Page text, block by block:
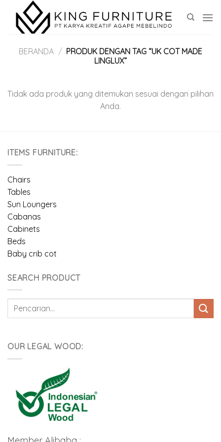
content
BERANDA / PRODUK DENGAN TAG “UK COT MADE
LINGLUX”
Tidak ada produk yang ditemukan sesuai dengan pilihan
Anda.
ITEMS FURNITURE:
Chairs
Tables
Sun Loungers
Cabanas
Cabinets
Beds
Baby crib cot
SEARCH PRODUCT
Pencarian
OUR LEGAL WOOD: